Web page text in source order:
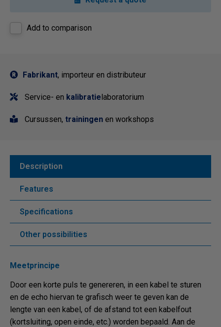
Add to comparison
Fabrikant, importeur en distributeur
Service- en kalibratielaboratorium
Cursussen, trainingen en workshops
Description
Features
Specifications
Other possibilities
Meetprincipe
Door een korte puls te genereren, in een kabel te sturen
en de echo hiervan te grafisch weer te geven kan de
lengte van een kabel, of de afstand tot een kabelfout
(kortsluiting, open einde, etc.) worden bepaald. Aan de